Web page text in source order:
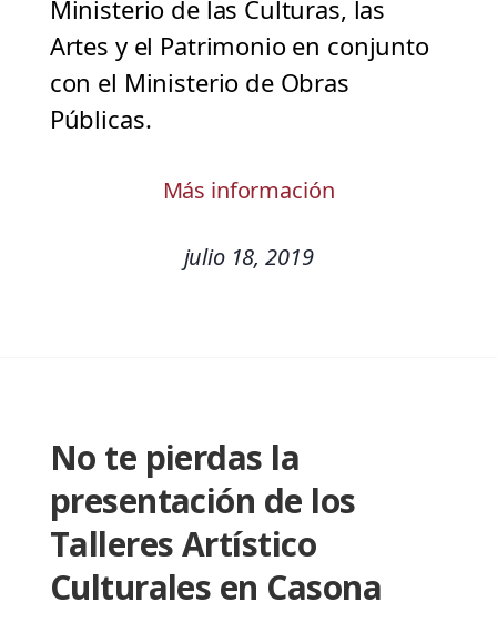
Ministerio de las Culturas, las
Artes y el Patrimonio en conjunto
con el Ministerio de Obras
Públicas.
Más información
julio 18, 2019
No te pierdas la
presentación de los
Talleres Artístico
Culturales en Casona